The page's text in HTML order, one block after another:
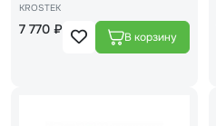
KROSTEK
7 770 ₽